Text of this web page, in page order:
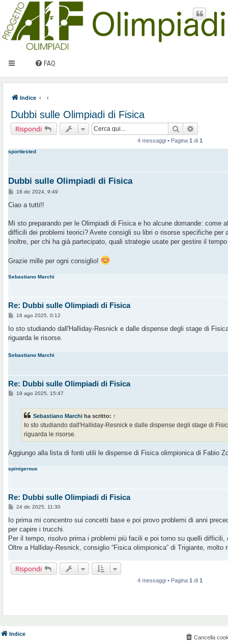
FAQ
Indice
Dubbi sulle Olimpiadi di Fisica
Rispondi Cerca
4 messaggi • Pagina 1 di 1
sporttested
Dubbi sulle Olimpiadi di Fisica
M
s
g
i
o
18 dic 2024, 9:49
Ciao a tutti!!
Mi sto preparando per le Olimpiadi di Fisica e ho alcune domande: come
difficili dei problemi teorici? Avete consigli su libri o risorse specifiche per
Inoltre, per chi ha già partecipato, quali strategie usate per gestire il
Grazie mille per ogni consiglio!
Sebastiano Marchi
Re: Dubbi sulle Olimpiadi di Fisica
M
s
a
i
16 ago 2025, 0:12
Io sto studiando dall'Halliday-Resnick e dalle dispense degli stage di
riguarda le risorse.
Sebastiano Marchi
Re: Dubbi sulle Olimpiadi di Fisica
M19 ago 2025, 15:47
Sebastiano Marchi ha scritto: ↑
Io sto studiando dall'Halliday-Resnick e dalle dispense degli stage di
riguarda le risorse.
Aggiungo alla lista di fonti utili le dispense di Fisica olimpionica di Fabio
spinigerous
Re: Dubbi sulle Olimpiadi di Fisica
M
s
s
a
g
i
24 dic 2025, 11:30
Io prima mi concentro sui concetti base e poi provo problemi di anni
per capire i trucchi.
Per il tempo, risolvo prima i problemi più facili e poi torno su quelli
Oltre a Halliday-Resnick, consiglio “Fisica olimpionica” di Trigiante, molto
Rispondi
4 messaggi • Pagina 1 di 1
Indice
Cancella